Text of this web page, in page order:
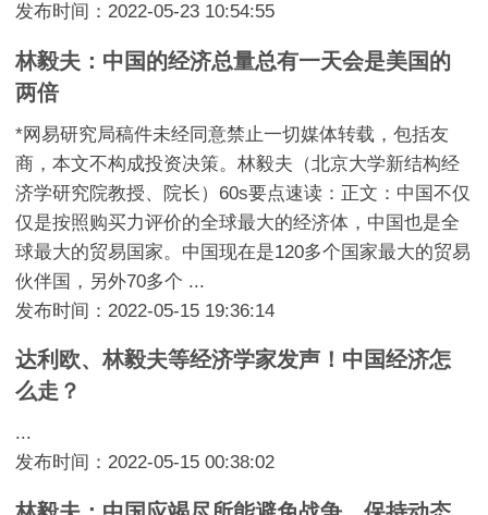
发布时间：2022-05-23 10:54:55
林毅夫：中国的经济总量总有一天会是美国的
两倍
*网易研究局稿件未经同意禁止一切媒体转载，包括友
商，本文不构成投资决策。林毅夫（北京大学新结构经
济学研究院教授、院长）60s要点速读：正文：中国不仅
仅是按照购买力评价的全球最大的经济体，中国也是全
球最大的贸易国家。中国现在是120多个国家最大的贸易
伙伴国，另外70多个 ...
发布时间：2022-05-15 19:36:14
达利欧、林毅夫等经济学家发声！中国经济怎
么走？
...
发布时间：2022-05-15 00:38:02